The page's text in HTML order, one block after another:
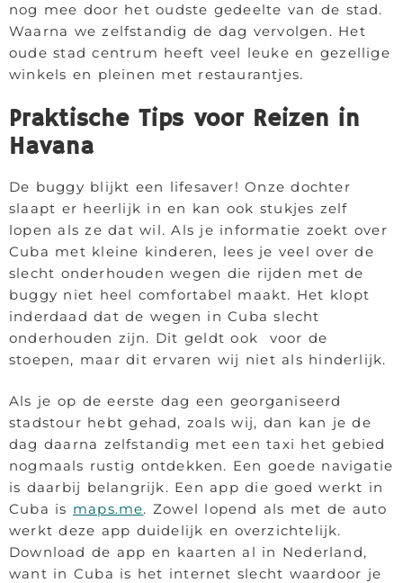
nog mee door het oudste gedeelte van de stad.
Waarna we zelfstandig de dag vervolgen. Het
oude stad centrum heeft veel leuke en gezellige
winkels en pleinen met restaurantjes.
Praktische Tips voor Reizen in
Havana
De buggy blijkt een lifesaver! Onze dochter
slaapt er heerlijk in en kan ook stukjes zelf
lopen als ze dat wil. Als je informatie zoekt over
Cuba met kleine kinderen, lees je veel over de
slecht onderhouden wegen die rijden met de
buggy niet heel comfortabel maakt. Het klopt
inderdaad dat de wegen in Cuba slecht
onderhouden zijn. Dit geldt ook voor de
stoepen, maar dit ervaren wij niet als hinderlijk.
Als je op de eerste dag een georganiseerd
stadstour hebt gehad, zoals wij, dan kan je de
dag daarna zelfstandig met een taxi het gebied
nogmaals rustig ontdekken. Een goede navigatie
is daarbij belangrijk. Een app die goed werkt in
Cuba is maps.me. Zowel lopend als met de auto
werkt deze app duidelijk en overzichtelijk.
Download de app en kaarten al in Nederland,
want in Cuba is het internet slecht waardoor je